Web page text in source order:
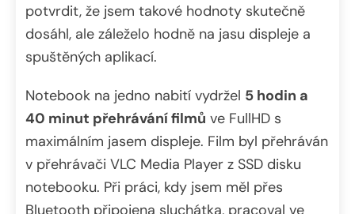
potvrdit, že jsem takové hodnoty skutečně
dosáhl, ale záleželo hodně na jasu displeje a
spuštěných aplikací.
Notebook na jedno nabití vydržel 5 hodin a
40 minut přehrávání filmů ve FullHD s
maximálním jasem displeje. Film byl přehráván
v přehrávači VLC Media Player z SSD disku
notebooku. Při práci, kdy jsem měl přes
Bluetooth připojena sluchátka, pracoval ve